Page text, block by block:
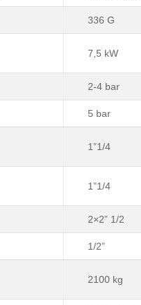
336 G
7,5 kW
2-4 bar
5 bar
1”1/4
1”1/4
2×2” 1/2
1/2”
2100 kg